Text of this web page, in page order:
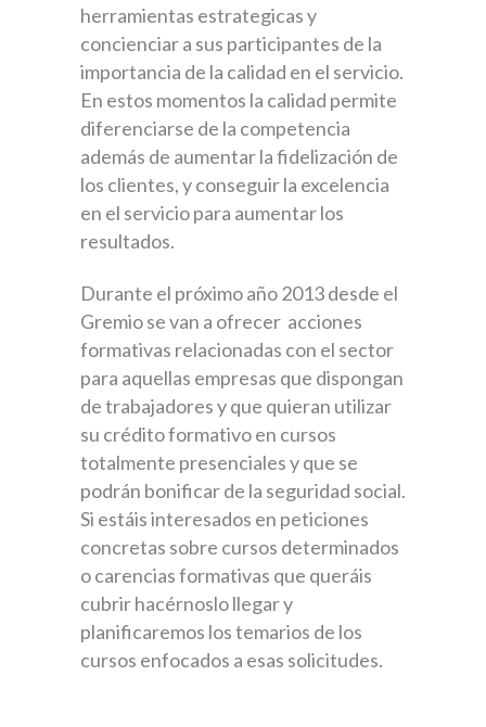
herramientas estrategicas y
concienciar a sus participantes de la
importancia de la calidad en el servicio.
En estos momentos la calidad permite
diferenciarse de la competencia
además de aumentar la fidelización de
los clientes, y conseguir la excelencia
en el servicio para aumentar los
resultados.
Durante el próximo año 2013 desde el
Gremio se van a ofrecer acciones
formativas relacionadas con el sector
para aquellas empresas que dispongan
de trabajadores y que quieran utilizar
su crédito formativo en cursos
totalmente presenciales y que se
podrán bonificar de la seguridad social.
Si estáis interesados en peticiones
concretas sobre cursos determinados
o carencias formativas que queráis
cubrir hacérnoslo llegar y
planificaremos los temarios de los
cursos enfocados a esas solicitudes.